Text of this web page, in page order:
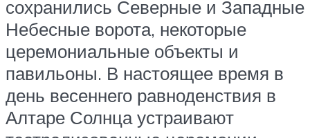
сохранились Северные и Западные
Небесные ворота, некоторые
церемониальные объекты и
павильоны. В настоящее время в
день весеннего равноденствия в
Алтаре Солнца устраивают